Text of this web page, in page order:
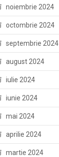
noiembrie 2024
octombrie 2024
septembrie 2024
august 2024
iulie 2024
iunie 2024
mai 2024
aprilie 2024
martie 2024